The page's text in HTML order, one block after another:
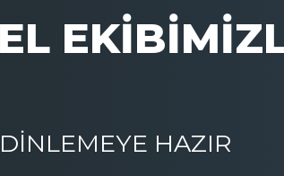
HAZIR